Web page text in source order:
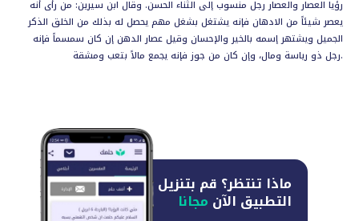
رؤيا العصار والعصار رجل منسوب إلى الثناء الحسن. وقال ابن سيرين: من رأى أنه
يعصر شيئاً من الادهان فإنه يشتغل بشغل مهم يحصل له بذلك من الخلق الذكر
الجميل ويشتهر إسمه بالخير والإحسان وقيل عصار الدهن إن كان سمسماً فإنه
رجل ذو رياسة ومال، وإن كان من جوز فإنه يجمع مالاً بتعب ومشقة.
ماذا تنتظر؟ قم بتنزيل
التطبيق الآن مجانا